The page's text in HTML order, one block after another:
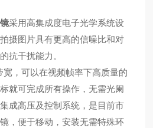
采用高集成度电子光学系统设
摄图片具有更高的信噪比和对
抗干扰能力。
，可以在视频帧率下高质量的
就可完成所有操作，无需光阑
成高压及控制系统，是目前市
，便于移动，安装无需特殊环